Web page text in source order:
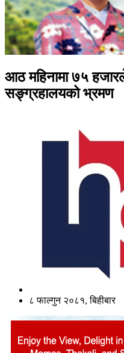
आठ महिनामा ७५
सङ्ग्रहालयको भ्रमण
८ फाल्गुन २०८१, बिहीबार